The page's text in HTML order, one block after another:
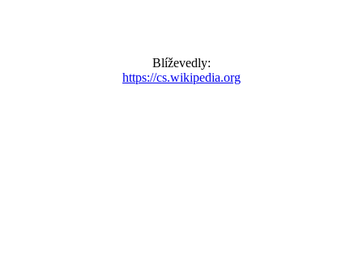
Blíževedly:
https://cs.wikipedia.org